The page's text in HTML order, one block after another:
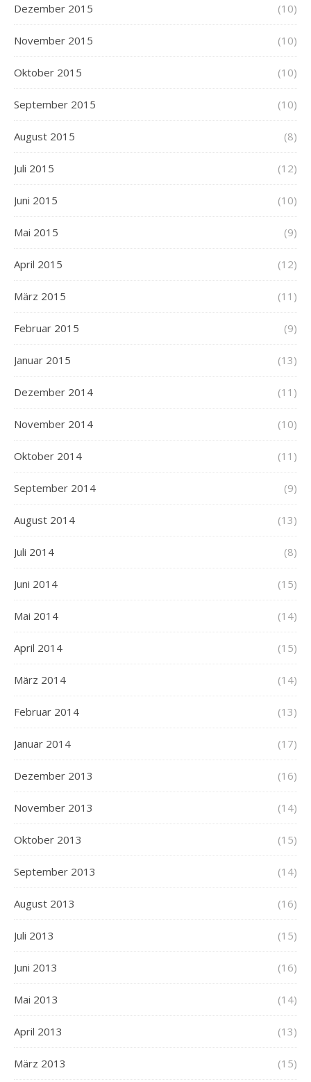
Dezember 2015 (10)
November 2015 (10)
Oktober 2015 (10)
September 2015 (10)
August 2015 (8)
Juli 2015 (12)
Juni 2015 (10)
Mai 2015 (9)
April 2015 (12)
März 2015 (11)
Februar 2015 (9)
Januar 2015 (13)
Dezember 2014 (11)
November 2014 (10)
Oktober 2014 (11)
September 2014 (9)
August 2014 (13)
Juli 2014 (8)
Juni 2014 (15)
Mai 2014 (14)
April 2014 (15)
März 2014 (14)
Februar 2014 (13)
Januar 2014 (17)
Dezember 2013 (16)
November 2013 (14)
Oktober 2013 (15)
September 2013 (14)
August 2013 (16)
Juli 2013 (15)
Juni 2013 (16)
Mai 2013 (14)
April 2013 (13)
März 2013 (15)